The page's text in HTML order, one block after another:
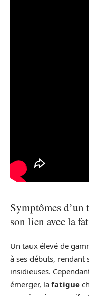
Symptômes d’un
son lien avec la
Un taux élevé de
à ses débuts, rendant
insidieuses.
émerger, la fatigue